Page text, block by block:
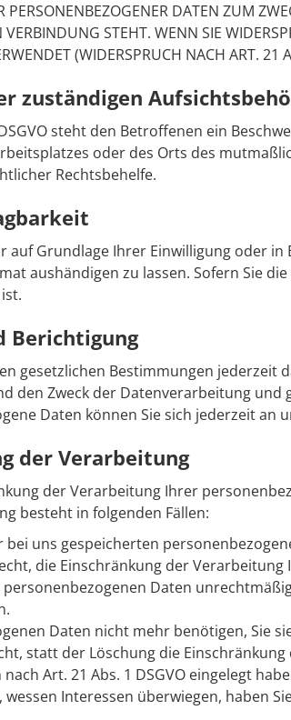
PERSONENBEZOGENER DATEN ZUM
STEHT. WENN SIE
(WIDERSPRUCH NACH ART. 21
zuständigen
steht den Betroffenen ein
oder des Orts des
Rechtsbehelfe.
auf Grundlage Ihrer Einwilligung oder
aushändigen zu lassen. Sofern Sie
Berichtigung
gesetzlichen Bestimmungen
den Zweck der Datenverarbeitung
Daten können Sie sich jederzeit an
der Verarbeitung
der Verarbeitung Ihrer
besteht in folgenden Fällen:
bei uns gespeicherten
die Einschränkung der
Daten
Daten nicht mehr benötigen, Sie
statt der Löschung die
Art. 21 Abs. 1 DSGVO eingelegt
Interessen überwiegen, haben